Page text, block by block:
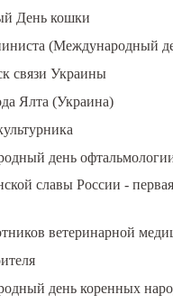
День кошки
(Международный
связи Украины
Ялта (Украина)
день
славы России -
ветеринарной
день коренных